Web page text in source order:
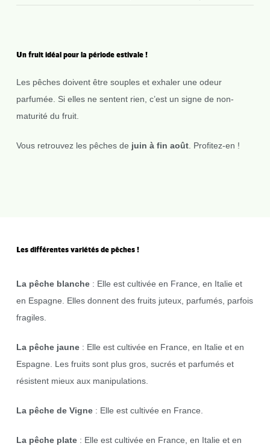
Un fruit idéal pour la période estivale !
Les pêches doivent être souples et exhaler une odeur
parfumée. Si elles ne sentent rien, c’est un signe de non-
maturité du fruit.
Vous retrouvez les pêches de juin à fin août. Profitez-en !
Les différentes variétés de pêches !
La pêche blanche: Elle est cultivée en France, en Italie et
en Espagne. Elles donnent des fruits juteux, parfumés, parfois
fragiles.
La pêche jaune: Elle est cultivée en France, en Italie et en
Espagne. Les fruits sont plus gros, sucrés et parfumés et
résistent mieux aux manipulations.
La pêche de Vigne: Elle est cultivée en France.
La pêche plate: Elle est cultivée en France, en Italie et en